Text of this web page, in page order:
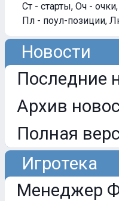
Ст - старты, Оч -
Пл - поул-позиции,
Новости
Последние
Архив
Полная
Игротека
Менеджер